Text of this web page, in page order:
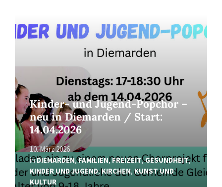
Kinder- und Jugend-Popchor –
neu in Diemarden / Start:
14.04.2026
10. März 2026
inDIEMARDEN,FAMILIEN,FREIZEIT,GESUNDHEIT,
KINDER UND JUGEND,KIRCHEN, KUNST UND
KULTUR
More